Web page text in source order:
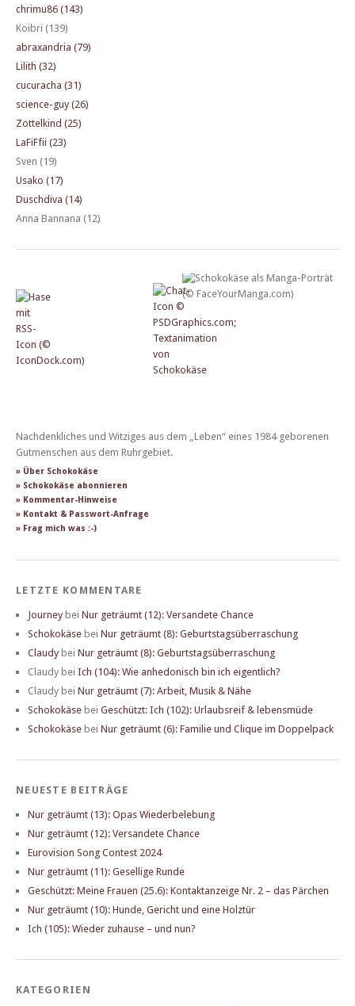
chrimu86 (143)
Koibri (139)
abraxandria (79)
Lilith (32)
cucuracha (31)
science-guy (26)
Zottelkind (25)
LaFiFfii (23)
Sven (19)
Usako (17)
Duschdiva (14)
Anna Bannana (12)
Nachdenkliches und Witziges aus dem „Leben“ eines 1984 geborenen
Gutmenschen aus dem Ruhrgebiet.
» Über Schokokäse
» Schokokäse abonnieren
» Kommentar-Hinweise
» Kontakt & Passwort-Anfrage
» Frag mich was :-)
LETZTE KOMMENTARE
Journey bei Nur geträumt (12): Versandete Chance
Schokokäse bei Nur geträumt (8): Geburtstagsüberraschung
Claudy bei Nur geträumt (8): Geburtstagsüberraschung
Claudy bei Ich (104): Wie anhedonisch bin ich eigentlich?
Claudy bei Nur geträumt (7): Arbeit, Musik & Nähe
Schokokäse bei Geschützt: Ich (102): Urlaubsreif & lebensmüde
Schokokäse bei Nur geträumt (6): Familie und Clique im Doppelpack
NEUESTE BEITRÄGE
Nur geträumt (13): Opas Wiederbelebung
Nur geträumt (12): Versandete Chance
Eurovision Song Contest 2024
Nur geträumt (11): Gesellige Runde
Geschützt: Meine Frauen (25.6): Kontaktanzeige Nr. 2 – das Pärchen
Nur geträumt (10): Hunde, Gericht und eine Holztür
Ich (105): Wieder zuhause – und nun?
KATEGORIEN